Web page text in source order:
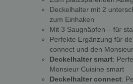
Deckelhalter mit 2
zum Einhaken
Mit 3 Saugnäpfen – für
Perfekte Ergänzung für
connect und den
Deckelhalter smart:
Monsieur Cuisine smart
Deckelhalter connect: